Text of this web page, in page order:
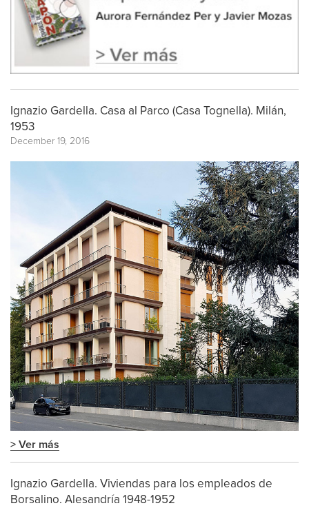
Ignazio Gardella. Casa al Parco (Casa Tognella). Milán,
1953
December 19, 2016
> Ver más
Ignazio Gardella. Viviendas para los empleados de
Borsalino. Alesandría 1948-1952